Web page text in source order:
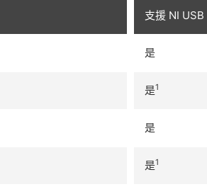
支援 NI USB
是
是1
是
是1